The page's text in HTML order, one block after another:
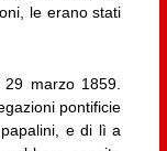
le erano stati
marzo 1859.
pontificie
e di lì a